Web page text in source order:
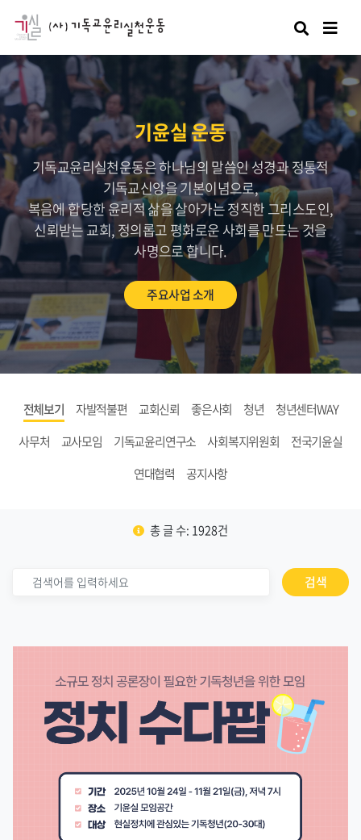
검색
기윤실 운동
기독교윤리실천운동은 하나님의 말씀인 성경과 정통적
기독교신앙을 기본이념으로,
복음에 합당한 윤리적 삶을 살아가는 정직한 그리스도인,
신뢰받는 교회, 정의롭고 평화로운 사회를 만드는 것을
사명으로 합니다.
주요사업 소개
전체보기 자발적불편 교회신뢰 좋은사회 청년
청년센터WAY
사무처
교사모임 기독교윤리연구소 사회복지위원회
전국기윤실
연대협력
공지사항
총 글 수: 1928건
검색